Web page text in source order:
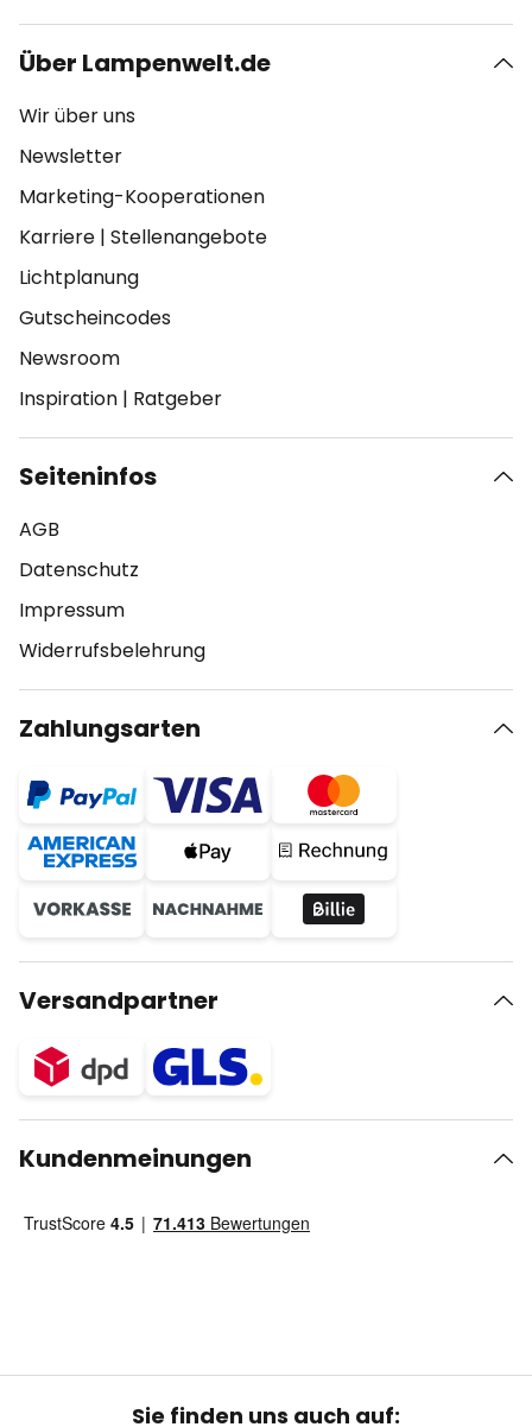
Über Lampenwelt.de
Wir über uns
Newsletter
Marketing-Kooperationen
Karriere | Stellenangebote
Lichtplanung
Gutscheincodes
Newsroom
Inspiration | Ratgeber
Seiteninfos
AGB
Datenschutz
Impressum
Widerrufsbelehrung
Zahlungsarten
Versandpartner
Kundenmeinungen
Sie finden uns auch auf: